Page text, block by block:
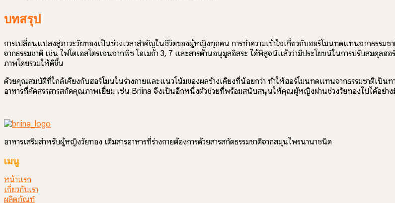
บทสรุป
การเปลี่ยนแปลงสู่ภาวะวัยทองเป็นช่วงเวลาสำคัญในชีวิตของผู้หญิงทุกคน การทำความเข้าใจเกี่ยวกับฮอร์โมนทดแทนจากธรร
จากธรรมชาติ เช่น ไฟโตเอสโตรเจนจากพืช โอเมก้า 3, 7 และสารต้านอนุมูลอิสระ ได้พิสูจน์แล้วว่ามีประโยชน์ในการปรับสมดุ
ภาพโดยรวมให้ดีขึ้น
ด้วยคุณสมบัติที่ใกล้เคียงกับฮอร์โมนในร่างกายและแนวโน้มของผลข้างเคียงที่น้อยกว่า ทำให้ฮอร์โมนทดแทนจากธรรมชาติเป็
อาหารที่คัดสรรสารสกัดคุณภาพเยี่ยม เช่น Briina จึงเป็นอีกหนึ่งตัวช่วยที่พร้อมสนับสนุนให้คุณผู้หญิงผ่านช่วงวัยทองไปได้อย่า
อาหารเสริมสำหรับผู้หญิงวัยทอง เติมสารอาหารที่ร่างกายต้องการด้วยสารสกัดธรรมชาติจากสมุนไพรนานาชนิด
เมนู
หน้าแรก
เกี่ยวกับเรา
ผลิตภัณฑ์